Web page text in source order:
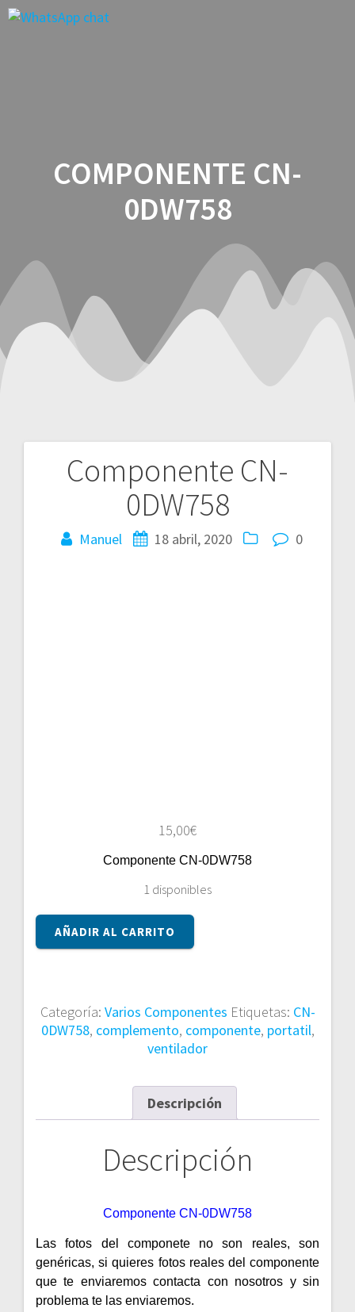
COMPONENTE CN-
0DW758
Componente CN-
0DW758
Manuel 18 abril, 2020 0
15,00€
Componente CN-0DW758
1 disponibles
Componente
CN-
AÑADIR AL CARRITO
Categoría: Varios Componentes Etiquetas: CN-
0DW758, complemento, componente, portatil,
ventilador
Descripción
Descripción
Componente CN-0DW758
Las fotos del componete no son reales, son
genéricas, si quieres fotos reales del componente
que te enviaremos contacta con nosotros y sin
problema te las enviaremos.
Navegación
entradas